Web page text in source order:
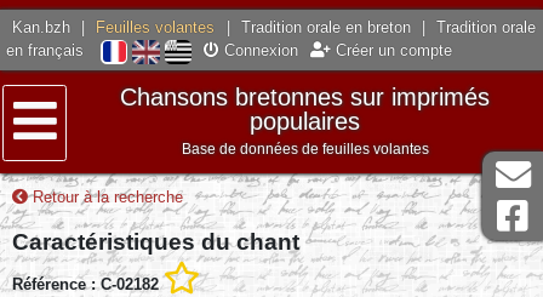
Kan.bzh Feuilles volantes Tradition orale en breton
Tradition orale
en français
Connexion Créer un compte
Menu
Chansons bretonnes sur imprimés
populaires
Base de données de feuilles volantes
Retour à la recherche
Caractéristiques du chant
Référence : C-02182